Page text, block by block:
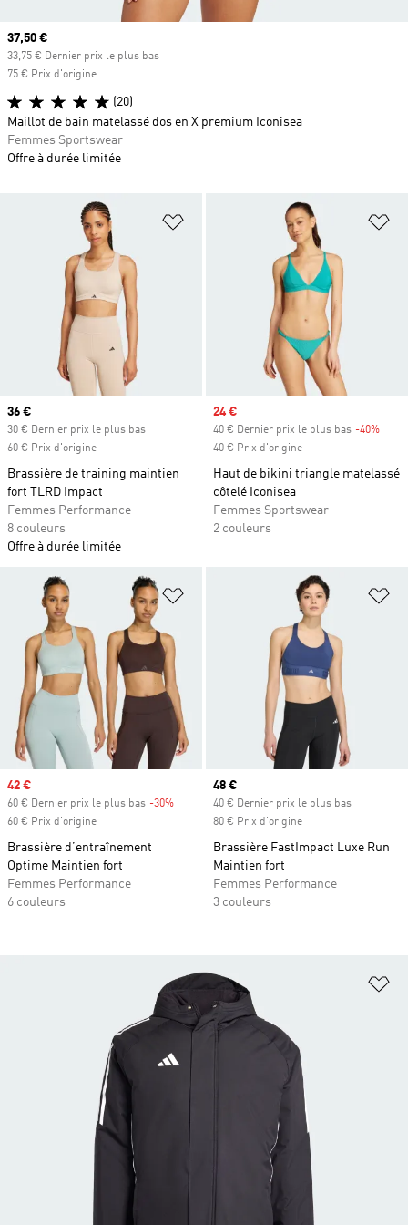
Ajouter à la Liste de produits
Prix actuel
36 €
30 € Dernier prix le plus bas
60 € Prix d'origine
Brassière de training maintien
fort TLRD Impact
Femmes Performance
8 couleurs
Offre à durée limitée
Prix soldé
24 €
40 € Dernier prix le plus bas -40%
40 € Prix d'origine
Haut de bikini triangle matelassé
côtelé Iconisea
Femmes Sportswear
2 couleurs
Ajouter à la Liste de produits
Prix soldé
42 €
60 € Dernier prix le plus bas -30%
60 € Prix d'origine
Brassière d’entraînement
Optime Maintien fort
Femmes Performance
6 couleurs
Prix actuel
48 €
40 € Dernier prix le plus bas
80 € Prix d'origine
Brassière FastImpact Luxe Run
Maintien fort
Femmes Performance
3 couleurs
Prix actuel
37,50 €
33,75 € Dernier prix le plus bas
75 € Prix d'origine
(20)
Maillot de bain matelassé dos en X premium Iconisea
Femmes Sportswear
Offre à durée limitée